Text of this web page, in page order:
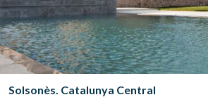
Ubicació/nom de l'hotel
CA ES EN FR
Solsonès. Catalunya Central